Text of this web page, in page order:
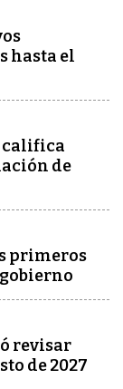
hasta el
califica
de
primeros
revisar
de 2027